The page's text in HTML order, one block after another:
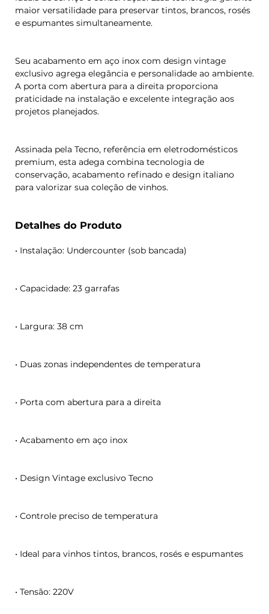
maior versatilidade para preservar tintos, brancos, rosés
e espumantes simultaneamente.
Seu acabamento em aço inox com design vintage
exclusivo agrega elegância e personalidade ao ambiente.
A porta com abertura para a direita proporciona
praticidade na instalação e excelente integração aos
projetos planejados.
Assinada pela Tecno, referência em eletrodomésticos
premium, esta adega combina tecnologia de
conservação, acabamento refinado e design italiano
para valorizar sua coleção de vinhos.
Detalhes do Produto
• Instalação: Undercounter (sob bancada)
• Capacidade: 23 garrafas
• Largura: 38 cm
• Duas zonas independentes de temperatura
• Porta com abertura para a direita
• Acabamento em aço inox
• Design Vintage exclusivo Tecno
• Controle preciso de temperatura
• Ideal para vinhos tintos, brancos, rosés e espumantes
• Tensão: 220V